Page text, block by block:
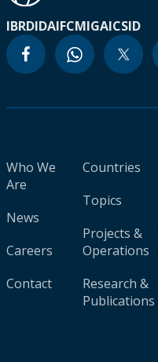
IBRDIDAIFCMIGAICSID
Who We
Are
News
Careers
Contact
Countries
Topics
Projects &
Operations
Research &
Publications